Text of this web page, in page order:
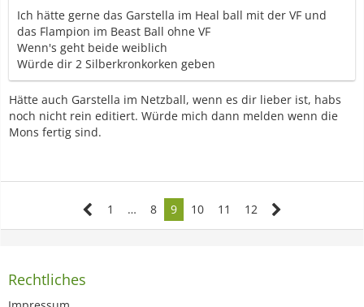
Ich hätte gerne das Garstella im Heal ball mit der VF und
das Flampion im Beast Ball ohne VF
Wenn's geht beide weiblich
Würde dir 2 Silberkronkorken geben
Hätte auch Garstella im Netzball, wenn es dir lieber ist, habs
noch nicht rein editiert. Würde mich dann melden wenn die
Mons fertig sind.
1 … 8 9 10 11 12
Rechtliches